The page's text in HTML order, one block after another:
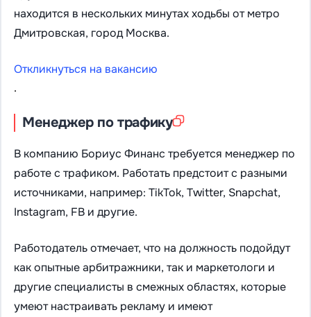
находится в нескольких минутах ходьбы от метро
Дмитровская, город Москва.
Откликнуться на вакансию
.
Менеджер по трафику
В компанию Бориус Финанс требуется менеджер по
работе с трафиком. Работать предстоит с разными
источниками, например: TikTok, Twitter, Snapchat,
Instagram, FB и другие.
Работодатель отмечает, что на должность подойдут
как опытные арбитражники, так и маркетологи и
другие специалисты в смежных областях, которые
умеют настраивать рекламу и имеют